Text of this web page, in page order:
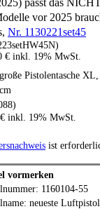
passt das
vor 2025
Nr. 1130221set45
€ inkl. 19% MwSt.
Pistolentasche XL,
inkl. 19% MwSt.
ist
vormerken
1160104-55
neueste